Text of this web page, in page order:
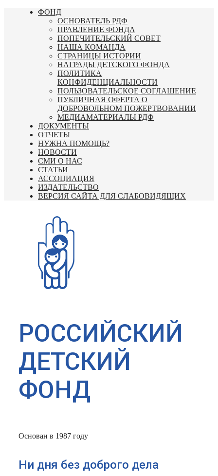
Перейти
ФОНД
ОСНОВАТЕЛЬ РДФ
ПРАВЛЕНИЕ ФОНДА
ПОПЕЧИТЕЛЬСКИЙ СОВЕТ
НАША КОМАНДА
СТРАНИЦЫ ИСТОРИИ
НАГРАДЫ ДЕТСКОГО ФОНДА
ПОЛИТИКА
КОНФИДЕНЦИАЛЬНОСТИ
ПОЛЬЗОВАТЕЛЬСКОЕ СОГЛАШЕНИЕ
ПУБЛИЧНАЯ ОФЕРТА О
ДОБРОВОЛЬНОМ ПОЖЕРТВОВАНИИ
МЕДИАМАТЕРИАЛЫ РДФ
ДОКУМЕНТЫ
ОТЧЕТЫ
НУЖНА ПОМОЩЬ?
НОВОСТИ
СМИ О НАС
СТАТЬИ
АССОЦИАЦИЯ
ИЗДАТЕЛЬСТВО
ВЕРСИЯ САЙТА ДЛЯ СЛАБОВИДЯЩИХ
РОССИЙСКИЙ
ДЕТСКИЙ
ФОНД
Основан в 1987 году
Ни дня без доброго дела